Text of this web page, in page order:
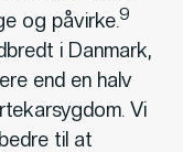
og påvirke.9
i Danmark,
end en halv
Vi
til at